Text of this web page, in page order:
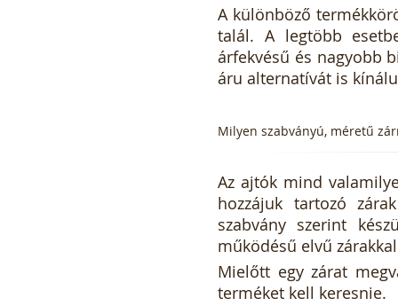
A különböző
talál. A legtöbb
árfekvésű és nagyobb
áru alternatívát is
Milyen szabványú, méretű
Az ajtók mind
hozzájuk tartozó
szabvány szerint
működésű elvű
Mielőtt egy zárat
terméket kell keresnie.